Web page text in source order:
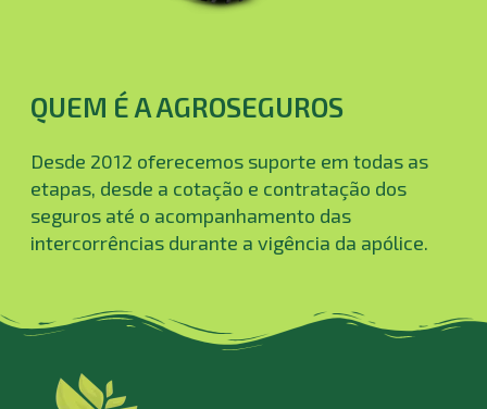
QUEM É A AGROSEGUROS
Desde 2012 oferecemos suporte em todas as
etapas, desde a cotação e contratação dos
seguros até o acompanhamento das
intercorrências durante a vigência da apólice.